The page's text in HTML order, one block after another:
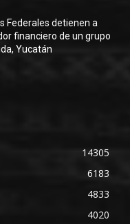
Federales detienen a
financiero de un grupo
Yucatán
14305
6183
4833
4020